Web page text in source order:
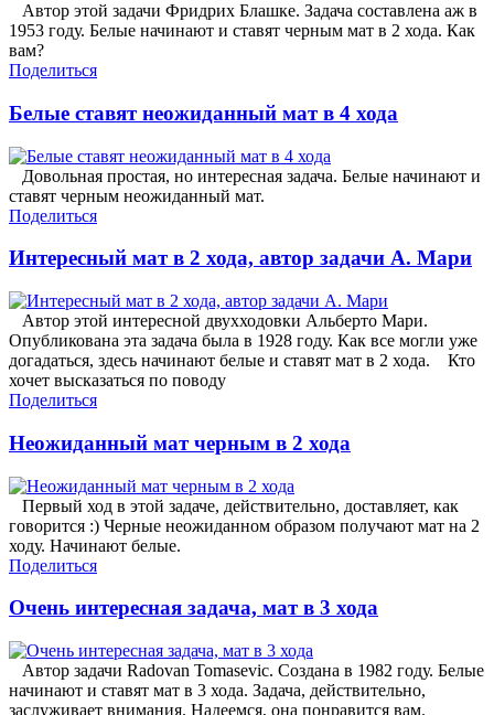
Автор этой задачи Фридрих Блашке. Задача составлена аж в
1953 году. Белые начинают и ставят черным мат в 2 хода. Как
вам?
Поделиться
Белые ставят неожиданный мат в 4 хода
Довольная простая, но интересная задача. Белые начинают и
ставят черным неожиданный мат.
Поделиться
Интересный мат в 2 хода, автор задачи А. Мари
Автор этой интересной двухходовки Альберто Мари.
Опубликована эта задача была в 1928 году. Как все могли уже
догадаться, здесь начинают белые и ставят мат в 2 хода. Кто
хочет высказаться по поводу
Поделиться
Неожиданный мат черным в 2 хода
Первый ход в этой задаче, действительно, доставляет, как
говорится :) Черные неожиданном образом получают мат на 2
ходу. Начинают белые.
Поделиться
Очень интересная задача, мат в 3 хода
Автор задачи Radovan Tomasevic. Создана в 1982 году. Белые
начинают и ставят мат в 3 хода. Задача, действительно,
заслуживает внимания. Надеемся, она понравится вам.